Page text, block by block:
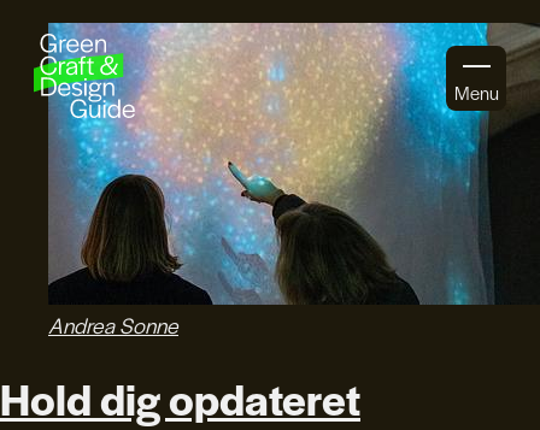
Gå til indhold
Menu
Andrea Sonne
Hold dig opdateret